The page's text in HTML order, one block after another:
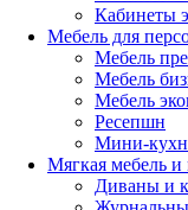
Кабинеты
Мебель для
Мебель
Мебель
Мебель
Ресепшн
Мини-
Мягкая мебель и
Диваны и